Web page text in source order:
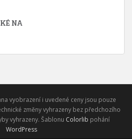
NA
vyobrazení i uvedené ceny jsou pouze
změny vyhrazeny bez předchozího
vyhrazeny. Šablonu Colorlib pohání
WordPress